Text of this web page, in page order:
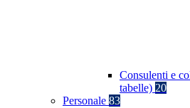
Consulenti e
tabelle) 20
Personale 83